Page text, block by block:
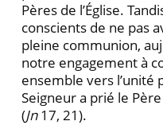
Pères de l’Église.
conscients de ne pas
pleine communion,
notre engagement à
ensemble vers l’unité
Seigneur a prié le
(Jn17, 21).